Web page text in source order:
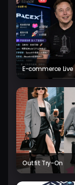
E-commerce Live
Outfit Try-On